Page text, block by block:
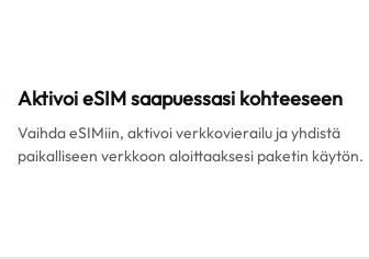
Aktivoi eSIM saapuessasi kohteeseen
Vaihda eSIMiin, aktivoi verkkovierailu ja yhdistä
paikalliseen verkkoon aloittaaksesi paketin käytön.